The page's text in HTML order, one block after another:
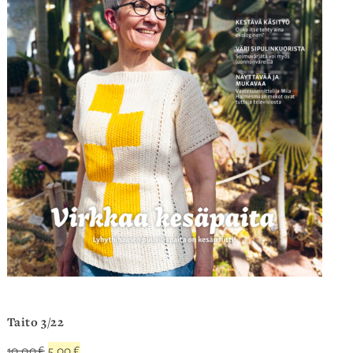
Taito 3/22
10,00€ Alkuperäinen
5,00€Nykyinen